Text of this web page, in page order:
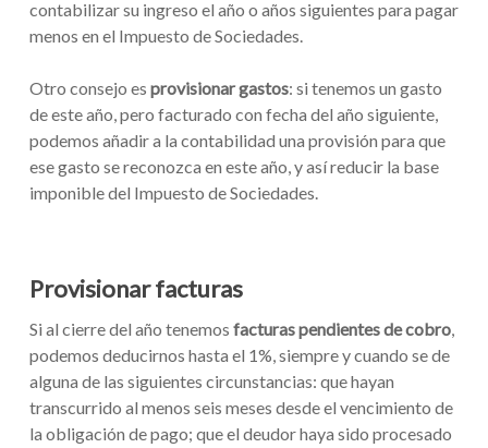
contabilizar su ingreso el año o años siguientes para pagar
menos en el Impuesto de Sociedades.
Otro consejo es provisionar gastos: si tenemos un gasto
de este año, pero facturado con fecha del año siguiente,
podemos añadir a la contabilidad una provisión para que
ese gasto se reconozca en este año, y así reducir la base
imponible del Impuesto de Sociedades.
Provisionar facturas
Si al cierre del año tenemos facturas pendientes de cobro,
podemos deducirnos hasta el 1%, siempre y cuando se de
alguna de las siguientes circunstancias: que hayan
transcurrido al menos seis meses desde el vencimiento de
la obligación de pago; que el deudor haya sido procesado